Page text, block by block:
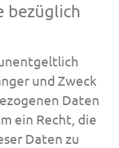
bezüglich
und Zweck
Daten
ein Recht, die
Daten zu